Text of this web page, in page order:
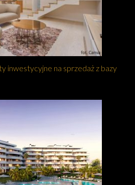
inwestycyjne na sprzedaż z bazy